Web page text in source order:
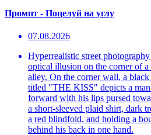
Промпт - Поцелуй на углу
07.08.2026
Hyperrealistic street
optical illusion on the corner of
alley. On the corner wall, a
titled "THE KISS" depicts a
forward with his lips pursed
a short-sleeved plaid shirt, dark
a red blindfold, and holding a
behind his back in one hand.